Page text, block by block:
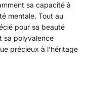
sa capacité à
mentale. Tout au
pour sa beauté
sa polyvalence
précieux à l’héritage